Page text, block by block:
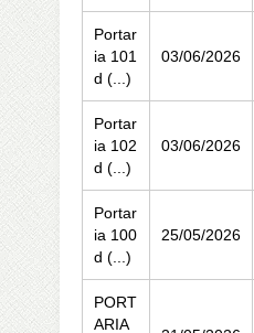
Portar
ia 101
d (...)
03/06/2026
Portar
ia 102
d (...)
03/06/2026
Portar
ia 100
d (...)
25/05/2026
PORT
ARIA